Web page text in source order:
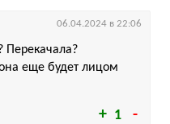
1
Перекачала?
еще будет лицом
06.04.2024 в 22:06